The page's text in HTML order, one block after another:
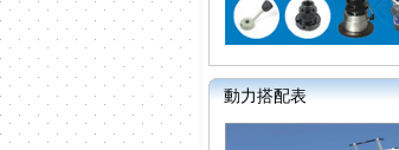
動力搭配表